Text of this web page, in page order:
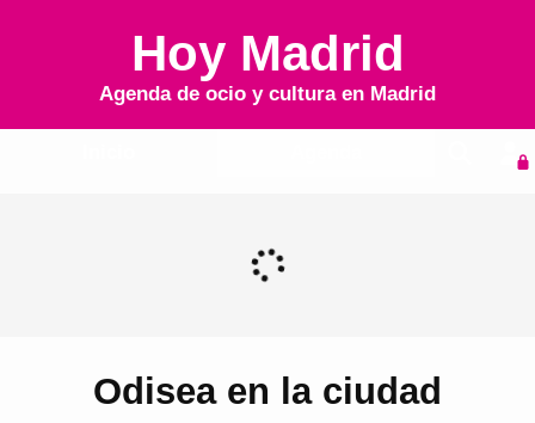
Hoy Madrid
Agenda de ocio y cultura en Madrid
Odisea en la ciudad